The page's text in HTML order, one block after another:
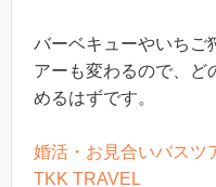
バーベキューやいちご
アーも変わるので、ど
めるはずです。
婚活・お見合いバスツ
TKK TRAVEL